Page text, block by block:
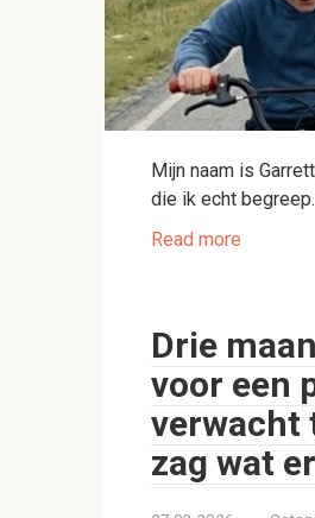
Mijn naam is
die ik echt
Read more
Drie
voor een
verwacht
zag wat